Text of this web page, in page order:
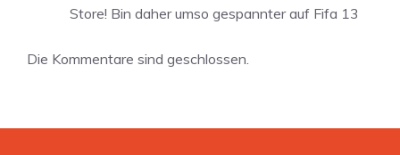
Store! Bin daher umso gespannter auf Fifa 13
Die Kommentare sind geschlossen.